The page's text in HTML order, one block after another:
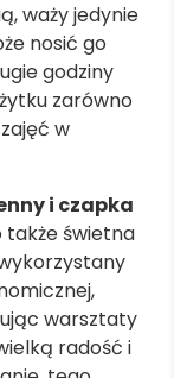
waży jedynie
nosić go
godziny
zarówno
w
i czapka
także świetna
warsztaty
radość i